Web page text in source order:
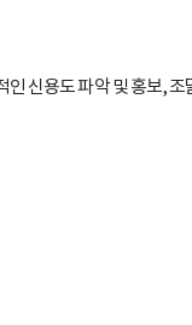
신용도 파악 및 홍보, 조